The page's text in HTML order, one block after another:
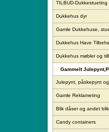
TILBUD-Dukkestueting
Dukkehus dyr
Gamle Dukkehuse,
Dukkehus Have
Dukkehus møbler og
Gammelt
Julepynt, påskepynt
Gamle Reklameting
Blik dåser og andet blik
Candy containers